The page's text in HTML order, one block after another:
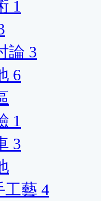
1
論 3
6
1
3
工藝 4